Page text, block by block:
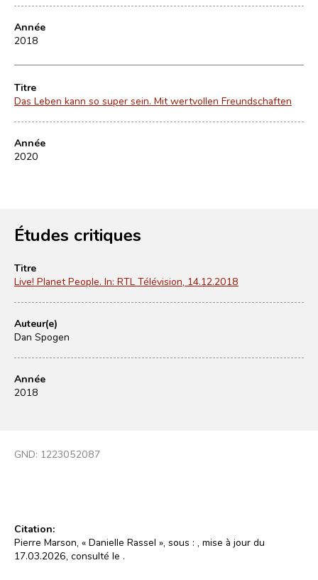
Année
2018
Titre
Das Leben kann so super sein. Mit wertvollen Freundschaften
Année
2020
Études critiques
Titre
Live! Planet People. In: RTL Télévision, 14.12.2018
Auteur(e)
Dan Spogen
Année
2018
GND: 1223052087
Citation:
Pierre Marson, « Danielle Rassel », sous : , mise à jour du
17.03.2026, consulté le .